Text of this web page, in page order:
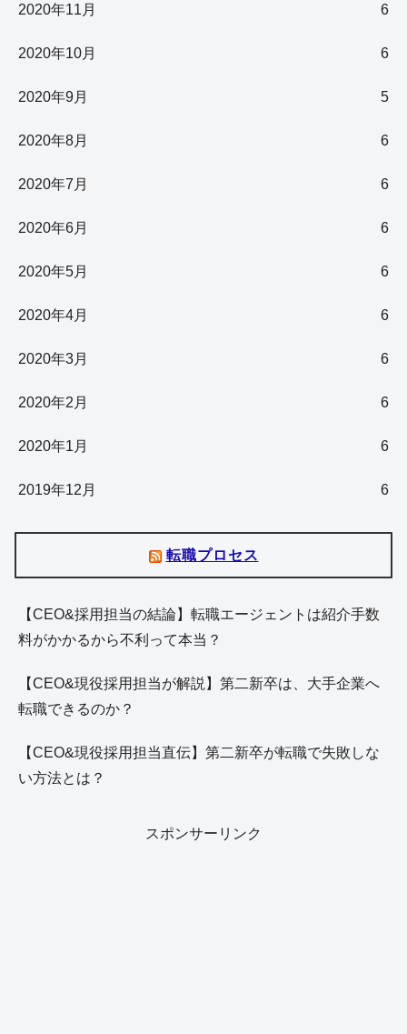
2020年11月 6
2020年10月 6
2020年9月 5
2020年8月 6
2020年7月 6
2020年6月 6
2020年5月 6
2020年4月 6
2020年3月 6
2020年2月 6
2020年1月 6
2019年12月 6
転職プロセス
【CEO&採用担当の結論】転職エージェントは紹介手数
料がかかるから不利って本当？
【CEO&現役採用担当が解説】第二新卒は、大手企業へ
転職できるのか？
【CEO&現役採用担当直伝】第二新卒が転職で失敗しな
い方法とは？
スポンサーリンク